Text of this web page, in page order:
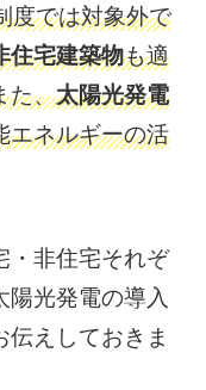
度では対象外で
住宅建築物も適
た、太陽光発電
エネルギーの活
・非住宅それぞ
陽光発電の導入
伝えしておきま